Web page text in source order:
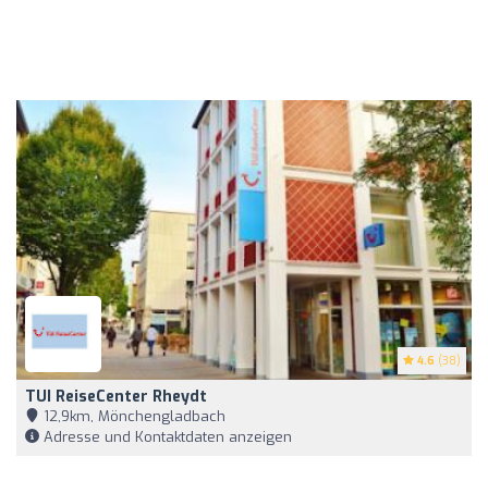
4.6 (38)
TUI ReiseCenter Rheydt
12,9km, Mönchengladbach
Adresse und Kontaktdaten anzeigen